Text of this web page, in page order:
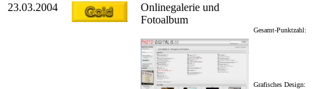
23.03.2004
Onlinegalerie und
Fotoalbum
Gesamt-Punktzahl:
Grafisches Design: